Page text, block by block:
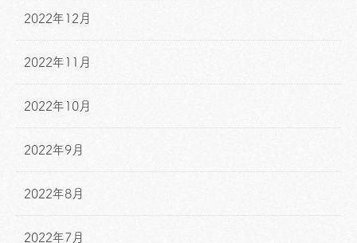
2022年12月
2022年11月
2022年10月
2022年9月
2022年8月
2022年7月